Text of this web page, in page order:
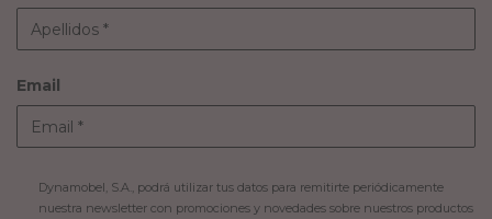
Email
Dynamobel, S.A., podrá utilizar tus datos para remitirte periódicamente
nuestra newsletter con promociones y novedades sobre nuestros productos